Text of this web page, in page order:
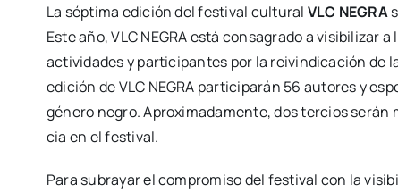
La sép­ti­ma edi­ción del fes­ti­val cul­tu­ral VLC NEGRA
Este año, VLC NEGRA está con­sa­gra­do a visi­bi­li­zar
acti­vi­da­des y par­ti­ci­pan­tes por la rei­vin­di­ca­ción de
edi­ción de VLC NEGRA par­ti­ci­pa­rán 56 auto­res y
géne­ro negro. Apro­xi­ma­da­men­te, dos ter­cios
cia en el fes­ti­val.
Para sub­ra­yar el com­pro­mi­so del fes­ti­val con la